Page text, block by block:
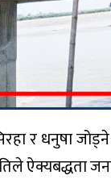
र धनुषा
ऐक्यबद्धता